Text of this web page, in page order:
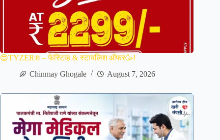
😍TYZER® – फेस्टिव्ह & स्टायलिश ऑफर🥳!
Chinmay Ghogale
August 7, 2026